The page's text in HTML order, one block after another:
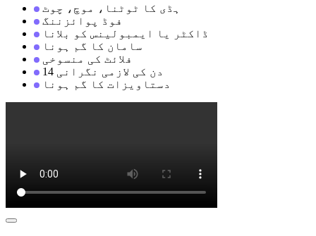
ہڈی کا ٹوٹنا، موچ، چوٹ
فوڈ پوائزننگ
ڈاکٹر یا ایمبولینس کو بلانا
سامان کا گم ہونا
فلائٹ کی منسوخی
14 دن کی لازمی نگرانی
دستاویزات کا گم ہونا